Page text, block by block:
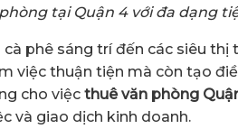
tại Quận 4 với đa dạng
phê sáng trí đến các siêu
việc thuận tiện mà còn tạo
cho việc thuê văn phòng
và giao dịch kinh doanh.